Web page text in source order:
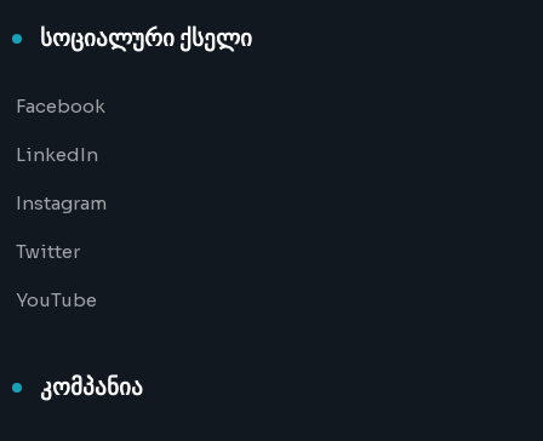
სოციალური ქსელი
Facebook
LinkedIn
Instagram
Twitter
YouTube
კომპანია